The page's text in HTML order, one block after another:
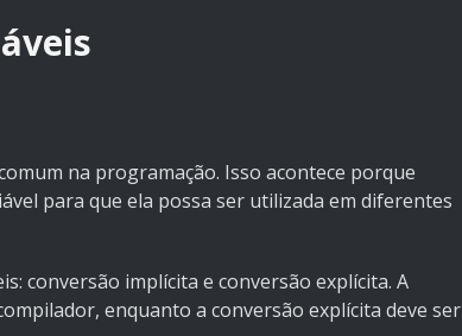
na programação. Isso acontece porque
para que ela possa ser utilizada em diferentes
conversão implícita e conversão explícita. A
enquanto a conversão explícita deve ser